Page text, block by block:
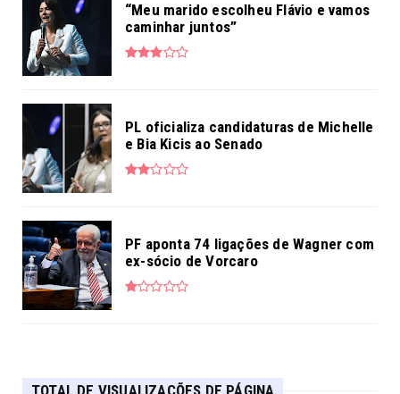
“Meu marido escolheu Flávio e vamos
caminhar juntos”
PL oficializa candidaturas de Michelle
e Bia Kicis ao Senado
PF aponta 74 ligações de Wagner com
ex-sócio de Vorcaro